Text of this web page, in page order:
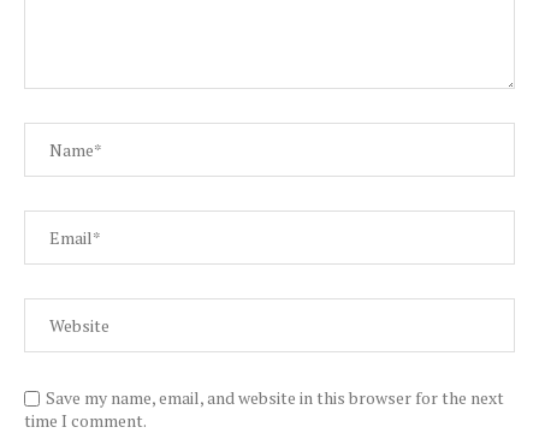
Save my name, email, and website in this browser for the next
time I comment.